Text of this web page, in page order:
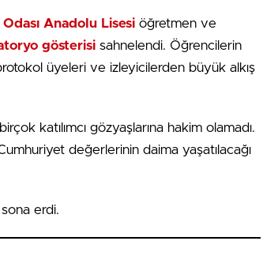
Anadolu Lisesi öğretmen ve
gösterisi sahnelendi. Öğrencilerin
üyeleri ve izleyicilerden büyük alkış
katılımcı gözyaşlarına hakim olamadı.
değerlerinin daima yaşatılacağı
erdi.